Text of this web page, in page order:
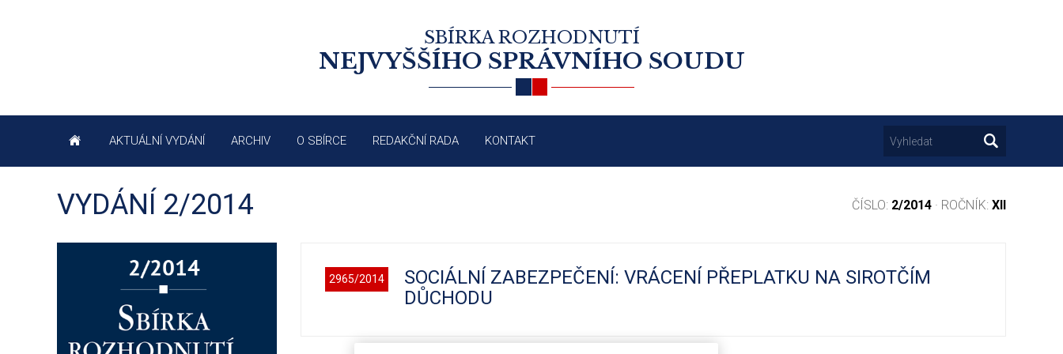
SBÍRKA ROZHODNUTÍ
NEJVYŠŠÍHO SPRÁVNÍHO SOUDU
AKTUÁLNÍ VYDÁNÍ ARCHIV O SBÍRCE REDAKČNÍ RADA KONTAKT
VYDÁNÍ 2/2014 ČÍSLO: 2/2014 · ROČNÍK: XII
2965/2014
SOCIÁLNÍ ZABEZPEČENÍ: VRÁCENÍ PŘEPLATKU NA SIROTČÍM
DŮCHODU